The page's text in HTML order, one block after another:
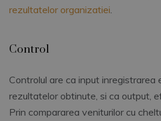
rezultatelor organizatiei
Control
Controlul are ca input inregistrarea
rezultatelor obtinute, si ca output,
Prin compararea veniturilor cu